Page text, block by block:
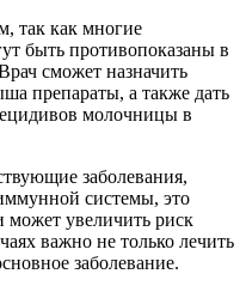
так как многие
быть противопоказаны в
сможет назначить
препараты, а также дать
молочницы в
заболевания,
системы, это
может увеличить риск
важно не только лечить
заболевание.